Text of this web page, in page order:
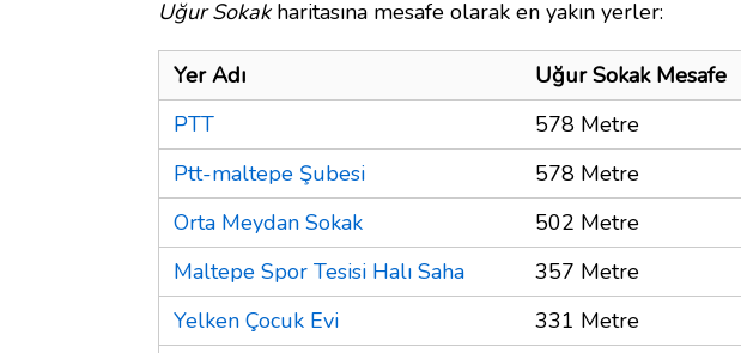
Uğur Sokakharitasına mesafe olarak en yakın yerler:
Yer Adı
Uğur Sokak Mesafe
PTT
578 Metre
Ptt-maltepe Şubesi
578 Metre
Orta Meydan Sokak
502 Metre
Maltepe Spor Tesisi Halı Saha
357 Metre
Yelken Çocuk Evi
331 Metre